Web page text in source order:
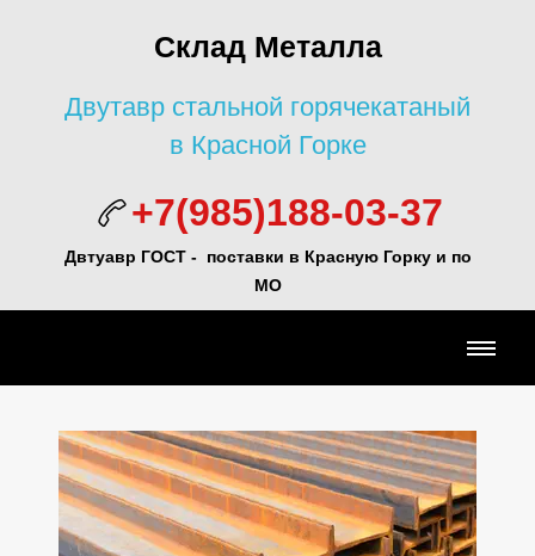
Склад Металла
Двутавр стальной горячекатаный
в Красной Горке
+7(985)188-03-37
Двтуавр ГОСТ - поставки в Красную Горку и по
МО